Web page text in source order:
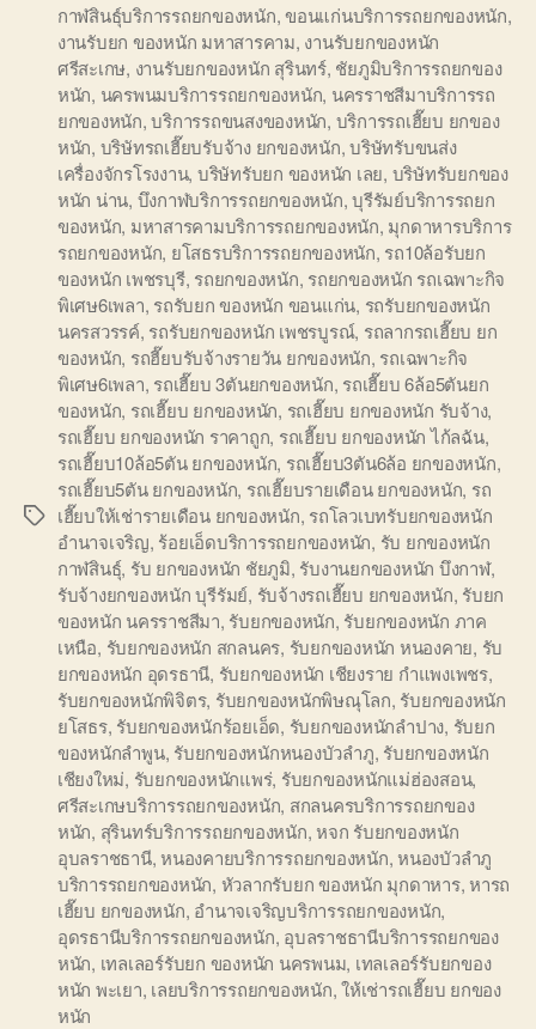
Tags
กาฬสินธุ์บริการรถยกของหนัก,ขอนแก่นบริการรถยกของหนัก,
งานรับยก ของหนัก มหาสารคาม, งานรับยกของหนัก
ศรีสะเกษ, งานรับยกของหนัก สุรินทร์, ชัยภูมิบริการรถยกของ
หนัก, นครพนมบริการรถยกของหนัก, นครราชสีมาบริการรถ
ยกของหนัก,บริการรถขนสงของหนัก, บริการรถเฮี๊ยบ ยกของ
หนัก, บริษัทรถเฮี๊ยบรับจ้าง ยกของหนัก,บริษัทรับขนส่ง
เครื่องจักรโรงงาน, บริษัทรับยก ของหนัก เลย, บริษัทรับยกของ
หนัก น่าน, บึงกาฬบริการรถยกของหนัก,บุรีรัมย์บริการรถยก
ของหนัก, มหาสารคามบริการรถยกของหนัก, มุกดาหารบริการ
รถยกของหนัก, ยโสธรบริการรถยกของหนัก, รถ10ล้อรับยก
ของหนัก เพชรบุรี, รถยกของหนัก, รถยกของหนัก รถเฉพาะกิจ
พิเศษ6เพลา, รถรับยก ของหนัก ขอนแก่น, รถรับยกของหนัก
นครสวรรค์, รถรับยกของหนัก เพชรบูรณ์, รถลากรถเฮี๊ยบ ยก
ของหนัก, รถฮี๊ยบรับจ้างรายวัน ยกของหนัก, รถเฉพาะกิจ
พิเศษ6เพลา, รถเฮี๊ยบ 3ตันยกของหนัก, รถเฮี๊ยบ 6ล้อ5ตันยก
ของหนัก, รถเฮี๊ยบ ยกของหนัก, รถเฮี๊ยบ ยกของหนัก รับจ้าง,
รถเฮี๊ยบ ยกของหนัก ราคาถูก, รถเฮี๊ยบ ยกของหนัก ไก้ลฉัน,
รถเฮี๊ยบ10ล้อ5ตัน ยกของหนัก, รถเฮี๊ยบ3ตัน6ล้อ ยกของหนัก,
รถเฮี๊ยบ5ตัน ยกของหนัก, รถเฮี๊ยบรายเดือน ยกของหนัก, รถ
เฮี๊ยบให้เช่ารายเดือน ยกของหนัก, รถโลวเบทรับยกของหนัก
อำนาจเจริญ, ร้อยเอ็ดบริการรถยกของหนัก, รับ ยกของหนัก
กาฬสินธุ์, รับ ยกของหนัก ชัยภูมิ, รับงานยกของหนัก บึงกาฬ,
รับจ้างยกของหนัก บุรีรัมย์, รับจ้างรถเฮี๊ยบ ยกของหนัก, รับยก
ของหนัก นครราชสีมา, รับยกของหนัก, รับยกของหนัก ภาค
เหนือ, รับยกของหนัก สกลนคร, รับยกของหนัก หนองคาย, รับ
ยกของหนัก อุดรธานี, รับยกของหนัก เชียงราย กำแพงเพชร,
รับยกของหนักพิจิตร, รับยกของหนักพิษณุโลก, รับยกของหนัก
ยโสธร, รับยกของหนักร้อยเอ็ด, รับยกของหนักลำปาง, รับยก
ของหนักลำพูน, รับยกของหนักหนองบัวลำภู, รับยกของหนัก
เชียงใหม่, รับยกของหนักแพร่, รับยกของหนักแม่ฮ่องสอน,
ศรีสะเกษบริการรถยกของหนัก, สกลนครบริการรถยกของ
หนัก, สุรินทร์บริการรถยกของหนัก,หจก รับยกของหนัก
อุบลราชธานี,หนองคายบริการรถยกของหนัก,หนองบัวลำภู
บริการรถยกของหนัก, หัวลากรับยก ของหนัก มุกดาหาร,หารถ
เฮี๊ยบ ยกของหนัก, อำนาจเจริญบริการรถยกของหนัก,
อุดรธานีบริการรถยกของหนัก, อุบลราชธานีบริการรถยกของ
หนัก, เทลเลอร์รับยก ของหนัก นครพนม, เทลเลอร์รับยกของ
หนัก พะเยา, เลยบริการรถยกของหนัก,ให้เช่ารถเฮี๊ยบ ยกของ
หนัก